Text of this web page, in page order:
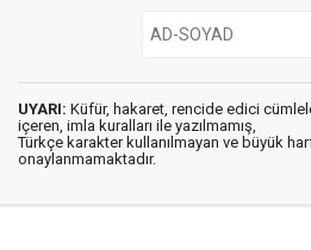
UYARI: Küfür, hakaret, rencide edici
içeren, imla kuralları ile yazılmamış,
Türkçe karakter kullanılmayan ve büyük
onaylanmamaktadır.